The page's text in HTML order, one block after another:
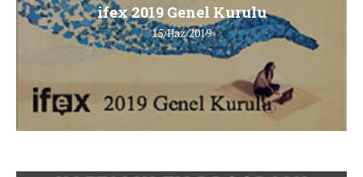
ifex 2019 Genel Kurulu
15/Haz/2019